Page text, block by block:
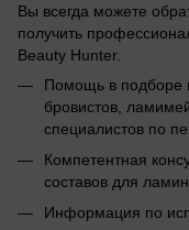
Вы всегда можете
получить
Beauty Hunter.
Помощь в подборе
бровистов,
специалистов по
Компетентная
составов для
Информация по